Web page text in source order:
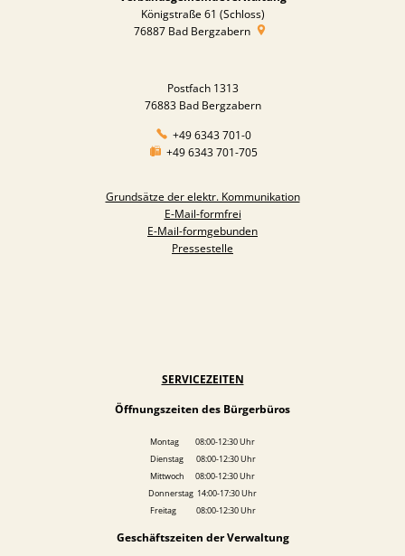
Königstraße 61 (Schloss)
76887 Bad Bergzabern
Postfach 1313
76883 Bad Bergzabern
+49 6343 701-0
+49 6343 701-705
Grundsätze der elektr. Kommunikation
E-Mail-formfrei
E-Mail-formgebunden
Pressestelle
SERVICEZEITEN
Öffnungszeiten des Bürgerbüros
Montag 08:00-12:30 Uhr
Dienstag 08:00-12:30 Uhr
Mittwoch 08:00-12:30 Uhr
Donnerstag 14:00-17:30 Uhr
Freitag 08:00-12:30 Uhr
Geschäftszeiten der Verwaltung